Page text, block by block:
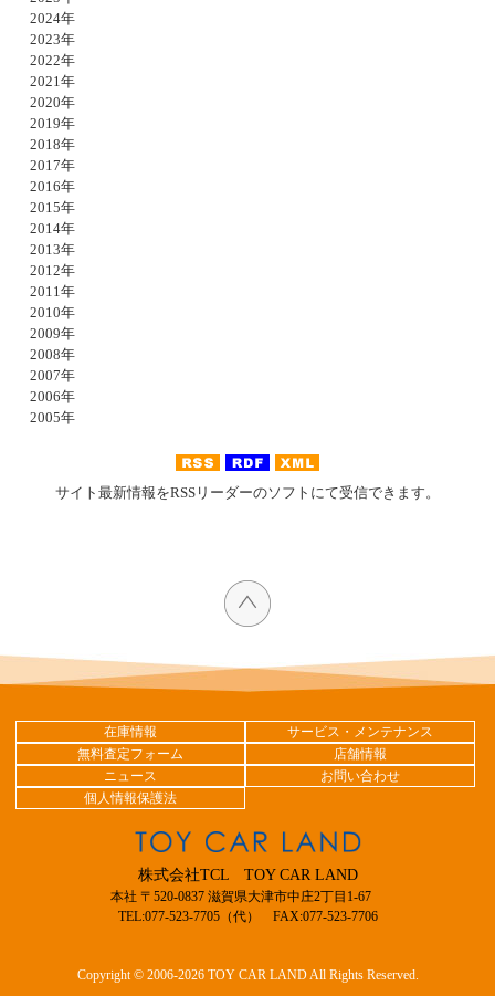
2024年
2023年
2022年
2021年
2020年
2019年
2018年
2017年
2016年
2015年
2014年
2013年
2012年
2011年
2010年
2009年
2008年
2007年
2006年
2005年
サイト最新情報をRSSリーダーのソフトにて受信できます。
在庫情報
サービス・メンテナンス
無料査定フォーム
店舗情報
ニュース
お問い合わせ
個人情報保護法
株式会社TCL TOY CAR LAND
本社 〒520-0837 滋賀県大津市中庄2丁目1-67
TEL:077-523-7705（代） FAX:077-523-7706
Copyright © 2006-2026 TOY CAR LAND All Rights Reserved.